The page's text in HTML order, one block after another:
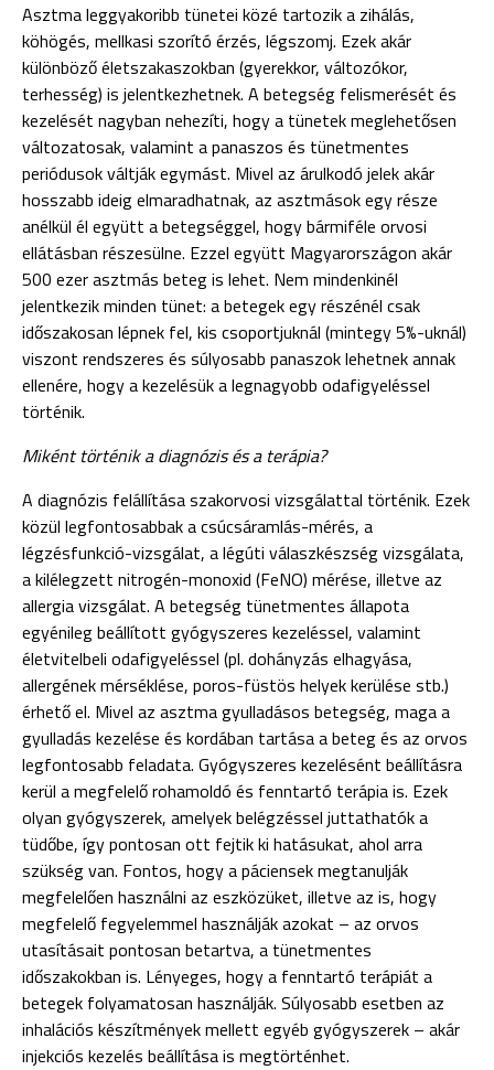
Asztma leggyakoribb tünetei közé tartozik a zihálás,
köhögés, mellkasi szorító érzés, légszomj. Ezek akár
különböző életszakaszokban (gyerekkor, változókor,
terhesség) is jelentkezhetnek. A betegség felismerését és
kezelését nagyban nehezíti, hogy a tünetek meglehetősen
változatosak, valamint a panaszos és tünetmentes
periódusok váltják egymást. Mivel az árulkodó jelek akár
hosszabb ideig elmaradhatnak, az asztmások egy része
anélkül él együtt a betegséggel, hogy bármiféle orvosi
ellátásban részesülne. Ezzel együtt Magyarországon akár
500 ezer asztmás beteg is lehet. Nem mindenkinél
jelentkezik minden tünet: a betegek egy részénél csak
időszakosan lépnek fel, kis csoportjuknál (mintegy 5%-uknál)
viszont rendszeres és súlyosabb panaszok lehetnek annak
ellenére, hogy a kezelésük a legnagyobb odafigyeléssel
történik.
Miként történik a diagnózis és a terápia?
A diagnózis felállítása szakorvosi vizsgálattal történik. Ezek
közül legfontosabbak a csúcsáramlás-mérés, a
légzésfunkció-vizsgálat, a légúti válaszkészség vizsgálata,
a kilélegzett nitrogén-monoxid (FeNO) mérése, illetve az
allergia vizsgálat. A betegség tünetmentes állapota
egyénileg beállított gyógyszeres kezeléssel, valamint
életvitelbeli odafigyeléssel (pl. dohányzás elhagyása,
allergének mérséklése, poros-füstös helyek kerülése stb.)
érhető el. Mivel az asztma gyulladásos betegség, maga a
gyulladás kezelése és kordában tartása a beteg és az orvos
legfontosabb feladata. Gyógyszeres kezelésént beállításra
kerül a megfelelő rohamoldó és fenntartó terápia is. Ezek
olyan gyógyszerek, amelyek belégzéssel juttathatók a
tüdőbe, így pontosan ott fejtik ki hatásukat, ahol arra
szükség van. Fontos, hogy a páciensek megtanulják
megfelelően használni az eszközüket, illetve az is, hogy
megfelelő fegyelemmel használják azokat – az orvos
utasításait pontosan betartva, a tünetmentes
időszakokban is. Lényeges, hogy a fenntartó terápiát a
betegek folyamatosan használják. Súlyosabb esetben az
inhalációs készítmények mellett egyéb gyógyszerek – akár
injekciós kezelés beállítása is megtörténhet.